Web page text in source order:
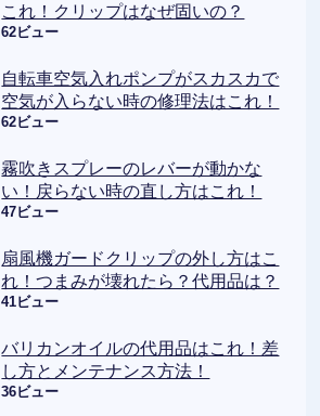
これ！クリップはなぜ固いの？
62ビュー
自転車空気入れポンプがスカスカで
空気が入らない時の修理法はこれ！
62ビュー
霧吹きスプレーのレバーが動かな
い！戻らない時の直し方はこれ！
47ビュー
扇風機ガードクリップの外し方はこ
れ！つまみが壊れたら？代用品は？
41ビュー
バリカンオイルの代用品はこれ！差
し方とメンテナンス方法！
36ビュー